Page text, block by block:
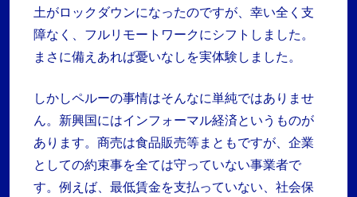
土がロックダウンになったのですが、幸い全く支
障なく、フルリモートワークにシフトしました。
まさに備えあれば憂いなしを実体験しました。
しかしペルーの事情はそんなに単純ではありませ
ん。新興国にはインフォーマル経済というものが
あります。商売は食品販売等まともですが、企業
としての約束事を全ては守っていない事業者で
す。例えば、最低賃金を支払っていない、社会保